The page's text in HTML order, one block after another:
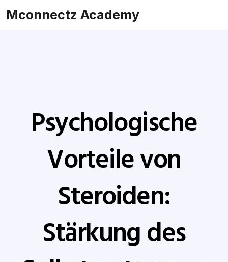
Mconnectz Academy
Psychologische
Vorteile von
Steroiden:
Stärkung des